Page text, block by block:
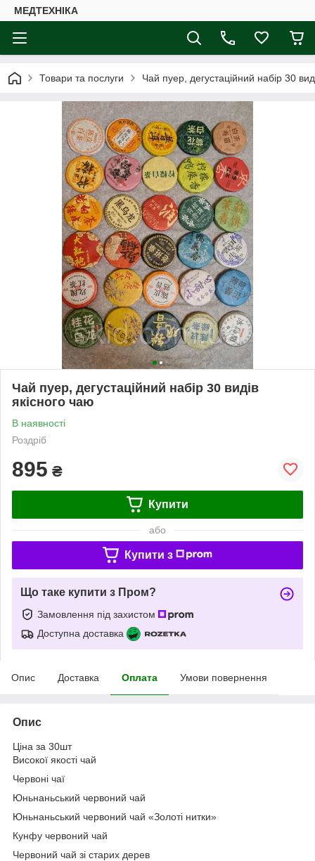
МЕДТЕХНІКА
Товари та послуги Чай пуер, дегустаційний набір 30
Чай пуер, дегустаційний набір 30 видів
якісного чаю
В наявності
Роздріб
895 ₴
Купити
або
Купити з
Що таке купити з Пром?
Замовлення під захистом
Доступна доставка
Опис Доставка Оплата Умови повернення
Опис
Ціна за 30шт
Високої якості чай
Червоні чаї
Юньнаньський червоний чай
Юньнаньський червоний чай «Золоті нитки»
Кунфу червоний чай
Червоний чай зі старих дерев